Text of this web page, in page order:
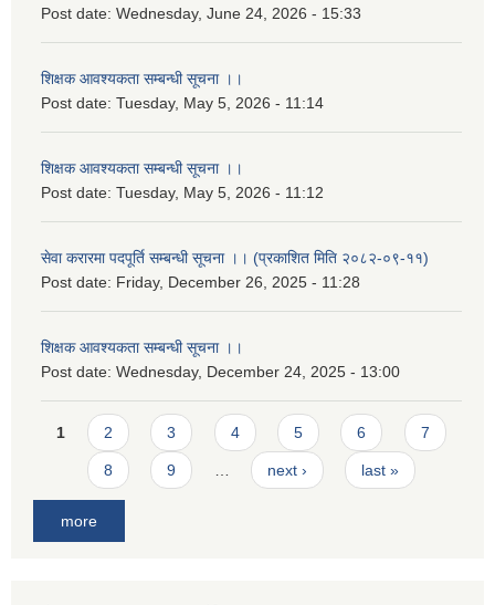
Post date: Wednesday, June 24, 2026 - 15:33
शिक्षक आवश्यकता सम्बन्धी सूचना ।।
Post date: Tuesday, May 5, 2026 - 11:14
शिक्षक आवश्यकता सम्बन्धी सूचना ।।
Post date: Tuesday, May 5, 2026 - 11:12
सेवा करारमा पदपूर्ति सम्बन्धी सूचना ।। (प्रकाशित मिति २०८२-०९-११)
Post date: Friday, December 26, 2025 - 11:28
शिक्षक आवश्यकता सम्बन्धी सूचना ।।
Post date: Wednesday, December 24, 2025 - 13:00
Pages
1 2 3 4 5 6 7
8 9 next › last »
more